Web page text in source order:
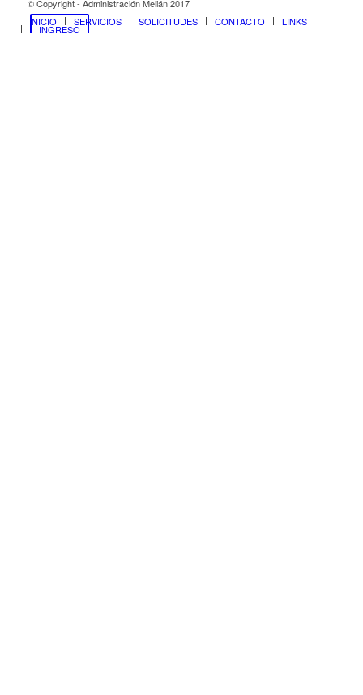
© Copyright - Administración Melián 2017
INICIO
SERVICIOS SOLICITUDES CONTACTO LINKS
INGRESO